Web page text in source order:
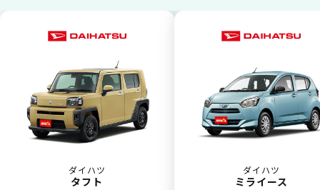
いままで難しかったカーリースの利用料金を
一括（一回）払いで可能。
ポイントが貯まる
ダイハツ
タフト
ダイハツ
ミライース